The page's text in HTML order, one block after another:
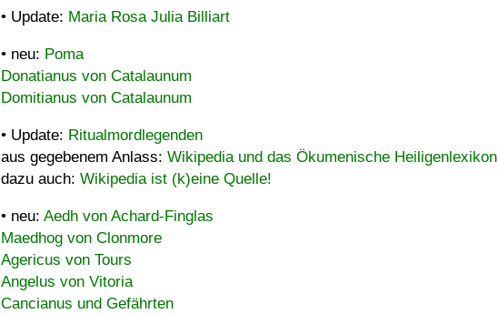
• Update: Maria Rosa Julia Billiart
• neu: Poma
Donatianus von Catalaunum
Domitianus von Catalaunum
• Update: Ritualmordlegenden
aus gegebenem Anlass: Wikipedia und das Ökumenische Heiligenlexikon
dazu auch: Wikipedia ist (k)eine Quelle!
• neu: Aedh von Achard-Finglas
Maedhog von Clonmore
Agericus von Tours
Angelus von Vitoria
Cancianus und Gefährten